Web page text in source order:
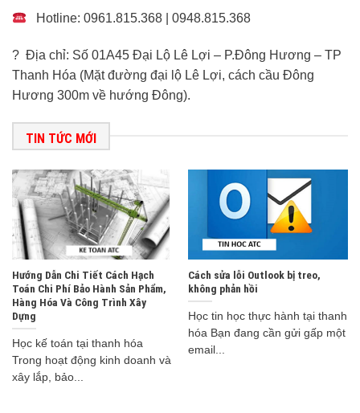
Hotline: 0961.815.368 | 0948.815.368
? Địa chỉ: Số 01A45 Đại Lộ Lê Lợi – P.Đông Hương – TP
Thanh Hóa (Mặt đường đại lộ Lê Lợi, cách cầu Đông
Hương 300m về hướng Đông).
TIN TỨC MỚI
Hướng Dẫn Chi Tiết Cách Hạch
Toán Chi Phí Bảo Hành Sản Phẩm,
Hàng Hóa Và Công Trình Xây
Dựng
Học kế toán tại thanh hóa
Trong hoạt động kinh doanh và
xây lắp, bảo...
Cách sửa lỗi Outlook bị treo,
không phản hồi
Học tin học thực hành tại thanh
hóa Bạn đang cần gửi gấp một
email...